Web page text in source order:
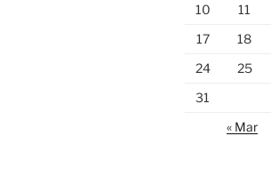
10
11
17
18
24
25
31
« Mar